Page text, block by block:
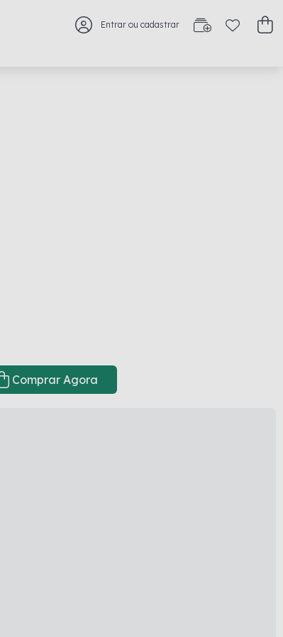
Entrar ou cadastrar
Comprar Agora